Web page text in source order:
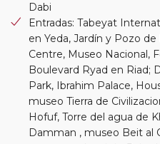
Dabi
Entradas: Tabeyat
en Yeda, Jardín y Pozo
Centre, Museo Nacional,
Boulevard Ryad en Riad;
Park, Ibrahim Palace,
museo Tierra de
Hofuf, Torre del agua de
Damman , museo Beit al